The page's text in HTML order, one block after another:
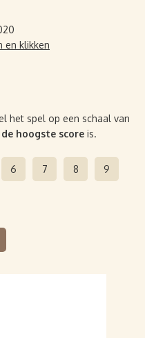
en klikken
het spel op een schaal van
de hoogste score is.
6 7 8 9